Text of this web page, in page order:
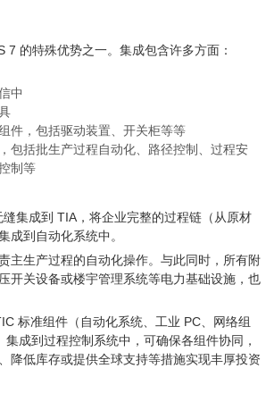
7 的特殊优势之一。集成包含许多方面：
中
件，包括驱动装置、开关柜等等
包括批生产过程自动化、路径控制、过程安
制等
集成到 TIA，将企业完整的过程链（从原材
成到自动化系统中。
主生产过程的自动化操作。与此同时，所有附
开关设备或楼宇管理系统等电力基础设施，也
标准组件（自动化系统、工业 PC、网络组
成到过程控制系统中，可确保各组件协同，
降低库存或提供全球支持等措施实现丰厚投资